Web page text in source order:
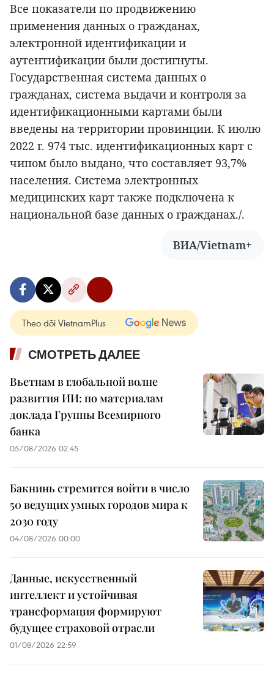
Все показатели по продвижению
применения данных о гражданах,
электронной идентификации и
аутентификации были достигнуты.
Государственная система данных о
гражданах, система выдачи и контроля за
идентификационными картами были
введены на территории провинции. К июлю
2022 г. 974 тыс. идентификационных карт с
чипом было выдано, что составляет 93,7%
населения. Система электронных
медицинских карт также подключена к
национальной базе данных о гражданах./.
ВИА/Vietnam+
Theo dõi VietnamPlus
СМОТРЕТЬ ДАЛЕЕ
Вьетнам в глобальной волне
развития ИИ: по материалам
доклада Группы Всемирного
банка
05/08/2026 02:45
Бакнинь стремится войти в число
50 ведущих умных городов мира к
2030 году
04/08/2026 00:00
Данные, искусственный
интеллект и устойчивая
трансформация формируют
будущее страховой отрасли
01/08/2026 22:59